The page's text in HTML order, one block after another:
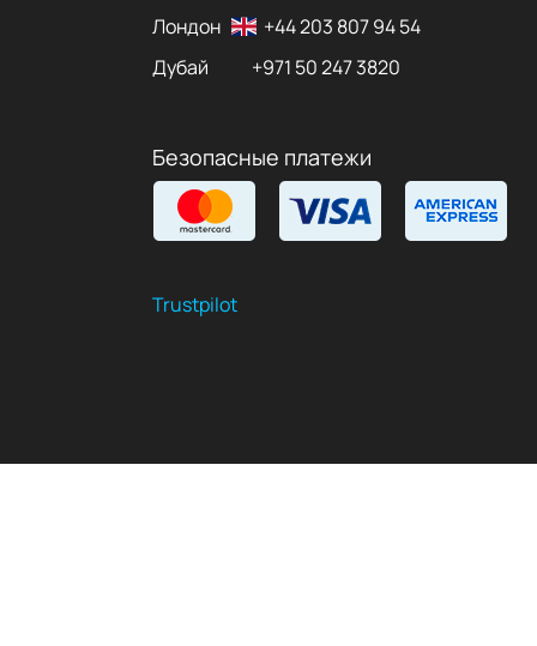
Лондон
+44 203 807 94 54
Дубай
+971 50 247 3820
Безопасные платежи
Trustpilot